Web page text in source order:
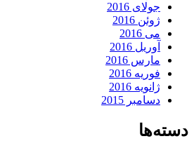
جولای 2016
ژوئن 2016
می 2016
آوریل 2016
مارس 2016
فوریه 2016
ژانویه 2016
دسامبر 2015
دسته‌ها